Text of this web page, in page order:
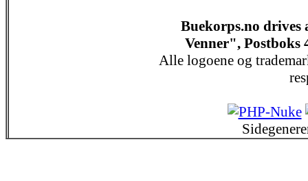
Buekorps.no drives
Venner", Postboks
Alle logoene og